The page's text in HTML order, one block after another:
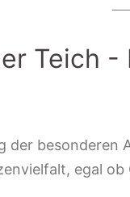
Teich -
der
egal